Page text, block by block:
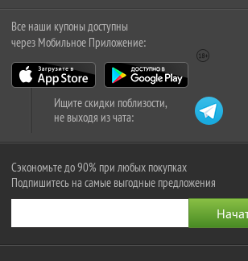
Все наши купоны доступны
через Мобильное Приложение:
Ищите скидки поблизости,
не выходя из чата:
Сэкономьте до 90% при любых покупках
Подпишитесь на самые выгодные предложения